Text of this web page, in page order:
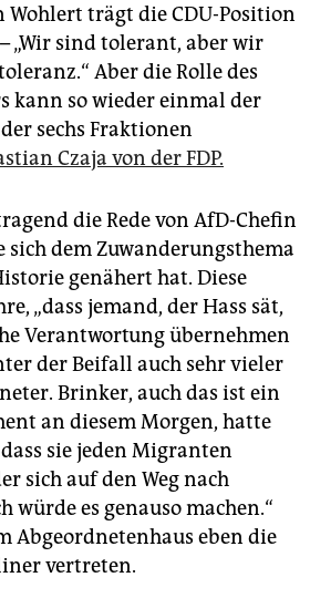
trägt die CDU-Position
„Wir sind tolerant, aber wir
Aber die Rolle des
kann so wieder einmal der
sechs Fraktionen
Czaja von der FDP.
die Rede von AfD-Chefin
dem Zuwanderungsthema
genähert hat. Diese
„dass jemand, der Hass sät,
Verantwortung übernehmen
der Beifall auch sehr vieler
Brinker, auch das ist ein
an diesem Morgen, hatte
sie jeden Migranten
sich auf den Weg nach
würde es genauso machen.“
Abgeordnetenhaus eben die
vertreten.